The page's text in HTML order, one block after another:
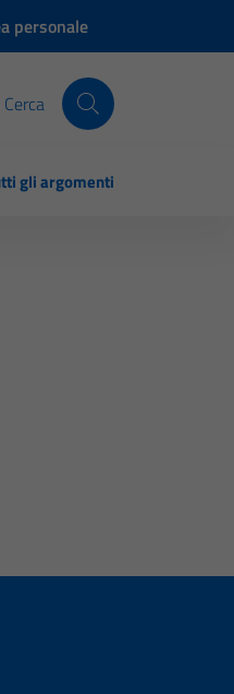
personale
Cerca
gli argomenti